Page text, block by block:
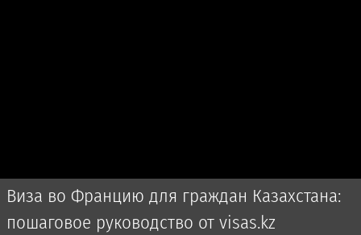
Виза во Францию для граждан Казахстана:
пошаговое руководство от visas.kz